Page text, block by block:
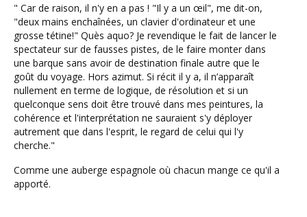
" Car de raison, il n'y en a pas ! "Il y a un œil", me dit-on,
"deux mains enchaînées, un clavier d'ordinateur et une
grosse tétine!" Quès aquo? Je revendique le fait de lancer le
spectateur sur de fausses pistes, de le faire monter dans
une barque sans avoir de destination finale autre que le
goût du voyage. Hors azimut. Si récit il y a, il n’apparaît
nullement en terme de logique, de résolution et si un
quelconque sens doit être trouvé dans mes peintures, la
cohérence et l'interprétation ne sauraient s'y déployer
autrement que dans l'esprit, le regard de celui qui l'y
cherche."
Comme une auberge espagnole où chacun mange ce qu'il a
apporté.